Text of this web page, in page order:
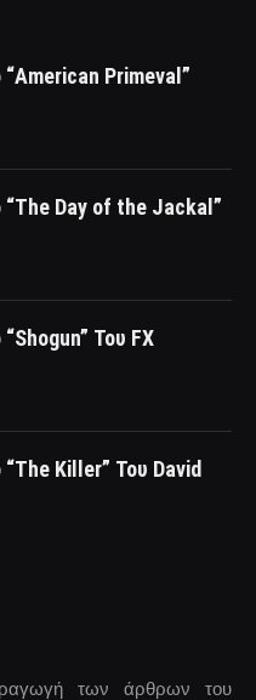
“American Primeval”
“The Day of the Jackal”
Του FX
“The Killer” Του David
των άρθρων του